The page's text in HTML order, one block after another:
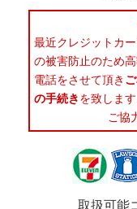
最近クレジットカ
の被害防止のため
電話をさせて頂き
の手続きを致しま
ご協
取扱可能